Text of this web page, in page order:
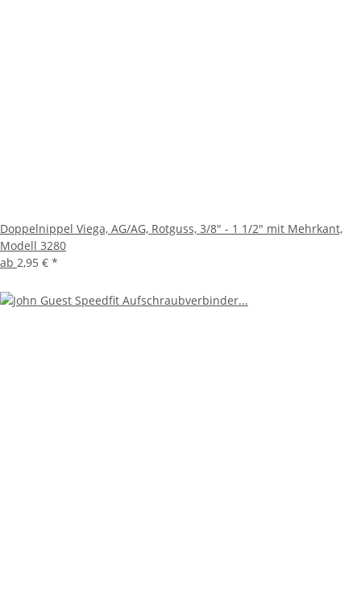
Doppelnippel Viega, AG/AG, Rotguss, 3/8" - 1 1/2" mit Mehrkant,
Modell 3280
ab 2,95 € *